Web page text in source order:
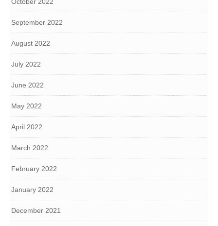
September 2022
August 2022
July 2022
June 2022
May 2022
April 2022
March 2022
February 2022
January 2022
December 2021